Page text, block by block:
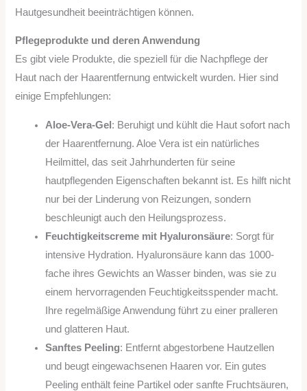
Hautgesundheit beeinträchtigen können.
Pflegeprodukte und deren Anwendung
Es gibt viele Produkte, die speziell für die Nachpflege der
Haut nach der Haarentfernung entwickelt wurden. Hier sind
einige Empfehlungen:
Aloe-Vera-Gel : Beruhigt und kühlt die Haut sofort nach
der Haarentfernung. Aloe Vera ist ein natürliches
Heilmittel, das seit Jahrhunderten für seine
hautpflegenden Eigenschaften bekannt ist. Es hilft nicht
nur bei der Linderung von Reizungen, sondern
beschleunigt auch den Heilungsprozess.
Feuchtigkeitscreme mit Hyaluronsäure: Sorgt für
intensive Hydration. Hyaluronsäure kann das 1000-
fache ihres Gewichts an Wasser binden, was sie zu
einem hervorragenden Feuchtigkeitsspender macht.
Ihre regelmäßige Anwendung führt zu einer pralleren
und glatteren Haut.
Sanftes Peeling: Entfernt abgestorbene Hautzellen
und beugt eingewachsenen Haaren vor. Ein gutes
Peeling enthält feine Partikel oder sanfte Fruchtsäuren,